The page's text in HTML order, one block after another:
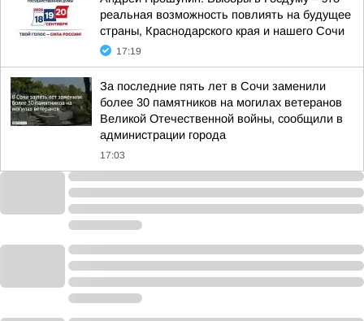
реальная возможность повлиять на будущее
страны, Краснодарского края и нашего Сочи
17:19
За последние пять лет в Сочи заменили
более 30 памятников на могилах ветеранов
Великой Отечественной войны, сообщили в
администрации города
17:03